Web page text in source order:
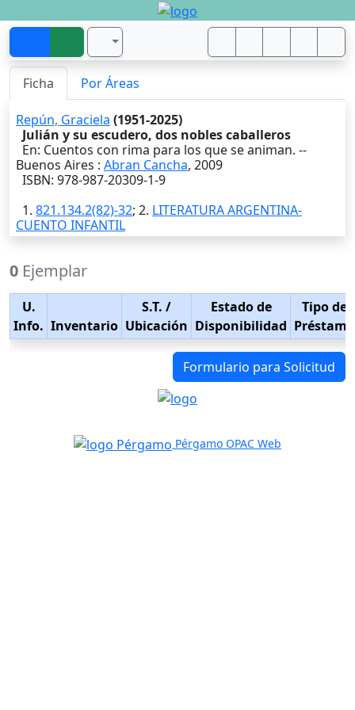
Ficha Por Áreas
Repún, Graciela (1951-2025)
Julián y su escudero, dos nobles caballeros
En: Cuentos con rima para los que se animan. --
Buenos Aires : Abran Cancha, 2009
ISBN: 978-987-20309-1-9
1. 821.134.2(82)-32; 2. LITERATURA ARGENTINA-
CUENTO INFANTIL
0 Ejemplar
U.
Info. Inventario
S.T. /
Ubicación
Estado de
Disponibilidad
Tipo de
Préstamo
Formulario para Solicitud
Pérgamo OPAC Web